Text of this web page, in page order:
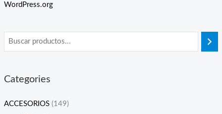
WordPress.org
Categories
ACCESORIOS (149)